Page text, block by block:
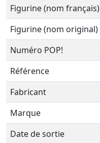
Figurine (nom français)
Figurine (nom original)
Numéro POP!
Référence
Fabricant
Marque
Date de sortie